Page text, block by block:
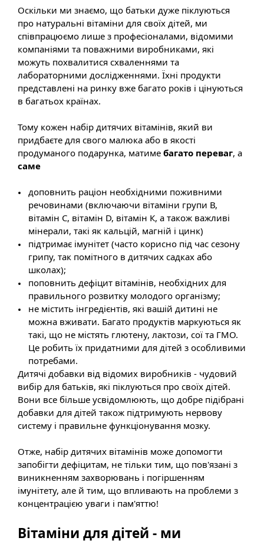
Оскільки ми знаємо, що батьки дуже піклуються
про натуральні вітаміни для своїх дітей, ми
співпрацюємо лише з професіоналами, відомими
компаніями та поважними виробниками, які
можуть похвалитися схваленнями та
лабораторними дослідженнями. Їхні продукти
представлені на ринку вже багато років і цінуються
в багатьох країнах.
Тому кожен набір дитячих вітамінів, який ви
придбаєте для свого малюка або в якості
продуманого подарунка, матиме багато переваг, а
саме
доповнить раціон необхідними поживними
речовинами (включаючи вітаміни групи В,
вітамін С, вітамін D, вітамін К, а також важливі
мінерали, такі як кальцій, магній і цинк)
підтримає імунітет (часто корисно під час сезону
грипу, так помітного в дитячих садках або
школах);
поповнить дефіцит вітамінів, необхідних для
правильного розвитку молодого організму;
не містить інгредієнтів, які вашій дитині не
можна вживати. Багато продуктів маркуються як
такі, що не містять глютену, лактози, сої та ГМО.
Це робить їх придатними для дітей з особливими
потребами.
Дитячі добавки від відомих виробників - чудовий
вибір для батьків, які піклуються про своїх дітей.
Вони все більше усвідомлюють, що добре підібрані
добавки для дітей також підтримують нервову
систему і правильне функціонування мозку.
Отже, набір дитячих вітамінів може допомогти
запобігти дефіцитам, не тільки тим, що пов'язані з
виникненням захворювань і погіршенням
імунітету, але й тим, що впливають на проблеми з
концентрацією уваги і пам'яттю!
Вітаміни для дітей - ми